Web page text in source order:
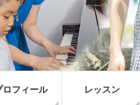
ロフィール レッスン